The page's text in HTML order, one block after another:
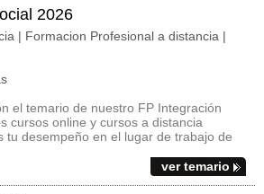
2026
| Formacion Profesional a distancia |
el temario de nuestro FP Integración
cursos online y cursos a distancia
tu desempeño en el lugar de trabajo de
ver temario